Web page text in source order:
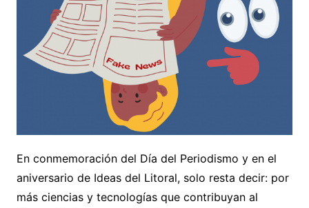
En conmemoración del Día del Periodismo y en el
aniversario de Ideas del Litoral, solo resta decir: por
más ciencias y tecnologías que contribuyan al